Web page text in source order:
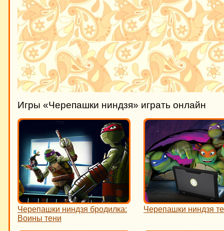
Игры «Черепашки ниндзя» играть онлайн
Черепашки ниндзя бродилка:
Воины тени
Черепашки ниндзя